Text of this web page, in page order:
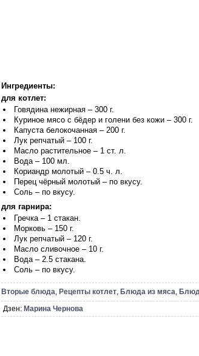
Ингредиенты:
для котлет:
Говядина нежирная – 300 г.
Куриное мясо с бёдер и голени без кожи – 300 г.
Капуста белокочанная – 200 г.
Лук репчатый – 100 г.
Масло растительное – 1 ст. л.
Вода – 100 мл.
Кориандр молотый – 0.5 ч. л.
Перец чёрный молотый – по вкусу.
Соль – по вкусу.
для гарнира:
Гречка – 1 стакан.
Морковь – 150 г.
Лук репчатый – 120 г.
Масло сливочное – 10 г.
Вода – 2.5 стакана.
Соль – по вкусу.
Вторые блюда, Рецепты котлет, Блюда из мяса,
Дзен: Марина Чернова